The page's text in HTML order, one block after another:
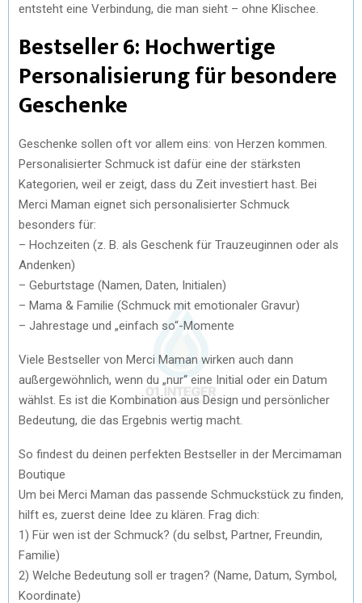
entsteht eine Verbindung, die man sieht – ohne Klischee.
Bestseller 6: Hochwertige
Personalisierung für besondere
Geschenke
Geschenke sollen oft vor allem eins: von Herzen kommen.
Personalisierter Schmuck ist dafür eine der stärksten
Kategorien, weil er zeigt, dass du Zeit investiert hast. Bei
Merci Maman eignet sich personalisierter Schmuck
besonders für:
– Hochzeiten (z. B. als Geschenk für Trauzeuginnen oder als
Andenken)
– Geburtstage (Namen, Daten, Initialen)
– Mama & Familie (Schmuck mit emotionaler Gravur)
– Jahrestage und „einfach so“-Momente
Viele Bestseller von Merci Maman wirken auch dann
außergewöhnlich, wenn du „nur“ eine Initial oder ein Datum
wählst. Es ist die Kombination aus Design und persönlicher
Bedeutung, die das Ergebnis wertig macht.
So findest du deinen perfekten Bestseller in der Mercimaman
Boutique
Um bei Merci Maman das passende Schmuckstück zu finden,
hilft es, zuerst deine Idee zu klären. Frag dich:
1) Für wen ist der Schmuck? (du selbst, Partner, Freundin,
Familie)
2) Welche Bedeutung soll er tragen? (Name, Datum, Symbol,
Koordinate)